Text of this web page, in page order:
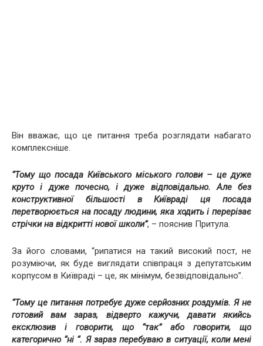
Він вважає, що це питання треба розглядати набагато
комплексніше.
“Тому що посада Київського міського голови – це дуже
круто і дуже почесно, і дуже відповідально. Але без
конструктивної більшості в Київраді ця посада
перетворюється на посаду людини, яка ходить і перерізає
стрічки на відкритті нової школи”, – пояснив Притула.
За його словами, “рипатися на такий високий пост, не
розуміючи, як буде виглядати співпраця з депутатським
корпусом в Київраді – це, як мінімум, безвідповідально”.
“Тому це питання потребує дуже серйозних роздумів. Я не
готовий вам зараз, відверто кажучи, давати якийсь
ексклюзив і говорити, що “так” або говорити, що
категорично “ні “. Я зараз перебуваю в ситуації, коли мені